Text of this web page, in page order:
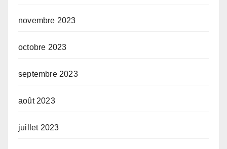
novembre 2023
octobre 2023
septembre 2023
août 2023
juillet 2023